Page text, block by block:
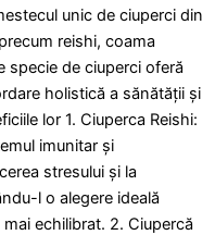
unic de ciuperci din
reishi, coama
specie de ciuperci oferă
holistică a sănătății și
lor 1. Ciuperca Reishi:
imunitar și
stresului și la
l o alegere ideală
echilibrat. 2. Ciupercă